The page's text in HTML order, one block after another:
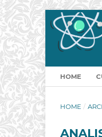
HOME
HOME /